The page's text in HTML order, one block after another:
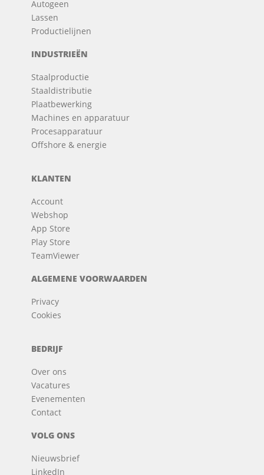
Autogeen
Lassen
Productielijnen
INDUSTRIEËN
Staalproductie
Staaldistributie
Plaatbewerking
Machines en apparatuur
Procesapparatuur
Offshore & energie
KLANTEN
Account
Webshop
App Store
Play Store
TeamViewer
ALGEMENE VOORWAARDEN
Privacy
Cookies
BEDRIJF
Over ons
Vacatures
Evenementen
Contact
VOLG ONS
Nieuwsbrief
LinkedIn